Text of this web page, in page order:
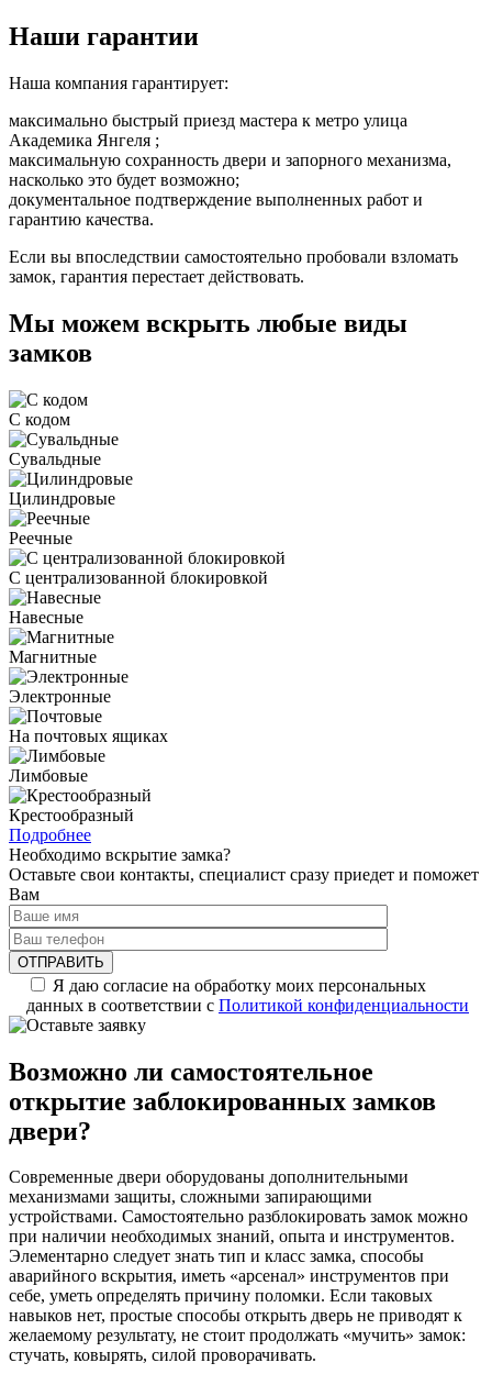
Наши гарантии
Наша компания гарантирует:
максимально быстрый приезд мастера к метро улица
Академика Янгеля ;
максимальную сохранность двери и запорного механизма,
насколько это будет возможно;
документальное подтверждение выполненных работ и
гарантию качества.
Если вы впоследствии самостоятельно пробовали взломать
замок, гарантия перестает действовать.
Мы можем вскрыть любые виды
замков
С кодом
Сувальдные
Цилиндровые
Реечные
С централизованной блокировкой
Навесные
Магнитные
Электронные
На почтовых ящиках
Лимбовые
Крестообразный
Подробнее
Необходимо вскрытие замка?
Оставьте свои контакты, специалист сразу приедет и поможет
Вам
Я даю согласие на обработку моих персональных
данных в соответствии с Политикой конфиденциальности
Возможно ли самостоятельное
открытие заблокированных замков
двери?
Современные двери оборудованы дополнительными
механизмами защиты, сложными запирающими
устройствами. Самостоятельно разблокировать замок можно
при наличии необходимых знаний, опыта и инструментов.
Элементарно следует знать тип и класс замка, способы
аварийного вскрытия, иметь «арсенал» инструментов при
себе, уметь определять причину поломки. Если таковых
навыков нет, простые способы открыть дверь не приводят к
желаемому результату, не стоит продолжать «мучить» замок:
стучать, ковырять, силой проворачивать.